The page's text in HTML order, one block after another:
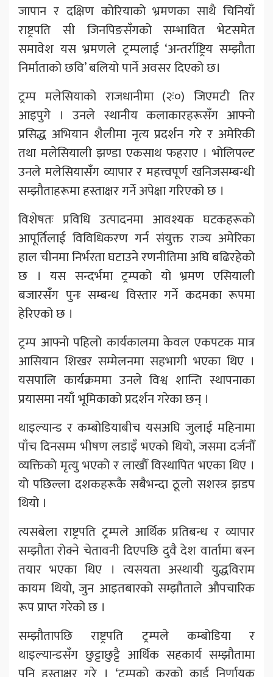
जापान र दक्षिण कोरियाको भ्रमणका साथै चिनियाँ
राष्ट्रपति सी जिनपिङसँगको सम्भावित भेटसमेत
समावेश यस भ्रमणले ट्रम्पलाई ‘अन्तर्राष्ट्रिय सम्झौता
निर्माताको छवि’ बलियो पार्ने अवसर दिएको छ।
ट्रम्प मलेसियाको राजधानीमा (२ः०) जिएमटी तिर
आइपुगे । उनले स्थानीय कलाकारहरूसँग आफ्नो
प्रसिद्ध अभियान शैलीमा नृत्य प्रदर्शन गरे र अमेरिकी
तथा मलेसियाली झण्डा एकसाथ फहराए । भोलिपल्ट
उनले मलेसियासँग व्यापार र महत्त्वपूर्ण खनिजसम्बन्धी
सम्झौताहरूमा हस्ताक्षर गर्ने अपेक्षा गरिएको छ ।
विशेषतः प्रविधि उत्पादनमा आवश्यक घटकहरूको
आपूर्तिलाई विविधिकरण गर्न संयुक्त राज्य अमेरिका
हाल चीनमा निर्भरता घटाउने रणनीतिमा अघि बढिरहेको
छ । यस सन्दर्भमा ट्रम्पको यो भ्रमण एसियाली
बजारसँग पुनः सम्बन्ध विस्तार गर्ने कदमका रूपमा
हेरिएको छ ।
ट्रम्प आफ्नो पहिलो कार्यकालमा केवल एकपटक मात्र
आसियान शिखर सम्मेलनमा सहभागी भएका थिए ।
यसपालि कार्यक्रममा उनले विश्व शान्ति स्थापनाका
प्रयासमा नयाँ भूमिकाको प्रदर्शन गरेका छन् ।
थाइल्यान्ड र कम्बोडियाबीच यसअघि जुलाई महिनामा
पाँच दिनसम्म भीषण लडाइँ भएको थियो, जसमा दर्जनौँ
व्यक्तिको मृत्यु भएको र लाखौँ विस्थापित भएका थिए ।
यो पछिल्ला दशकहरूकै सबैभन्दा ठूलो सशस्त्र झडप
थियो ।
त्यसबेला राष्ट्रपति ट्रम्पले आर्थिक प्रतिबन्ध र व्यापार
सम्झौता रोक्ने चेतावनी दिएपछि दुवै देश वार्तामा बस्न
तयार भएका थिए । त्यसयता अस्थायी युद्धविराम
कायम थियो, जुन आइतबारको सम्झौताले औपचारिक
रूप प्राप्त गरेको छ ।
सम्झौतापछि राष्ट्रपति ट्रम्पले कम्बोडिया र
थाइल्यान्डसँग छुट्टाछुट्टै आर्थिक सहकार्य सम्झौतामा